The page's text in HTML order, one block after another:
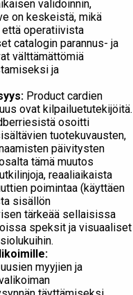
validoinnin,
on keskeistä, mikä
operatiivista
catalogin parannus- ja
välttämättömiä
ja
Product cardien
ovat kilpailuetutekijöitä.
osoitti
tuotekuvausten,
päivitysten
tämä muutos
reaaliaikaista
poimintaa (käyttäen
sisällön
tärkeää sellaisissa
speksit ja visuaaliset
myyjien ja